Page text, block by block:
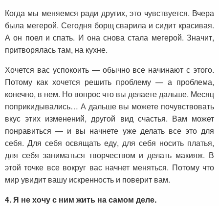
Когда мы меняемся ради других, это чувствуется. Вчера
была мегерой. Сегодня борщ сварила и сидит красивая.
А он поел и спать. И она снова стала мегерой. Значит,
притворялась там, на кухне.
Хочется вас успокоить — обычно все начинают с этого.
Потому как хочется решить проблему — а проблема,
конечно, в нем. Но вопрос что вы делаете дальше. Месяц
поприкидывались… А дальше вы можете почувствовать
вкус этих изменений, другой вид счастья. Вам может
понравиться — и вы начнете уже делать все это для
себя. Для себя освящать еду, для себя носить платья,
для себя заниматься творчеством и делать макияж. В
этой точке все вокруг вас начнет меняться. Потому что
мир увидит вашу искренность и поверит вам.
4. Я не хочу с ним жить на самом деле.